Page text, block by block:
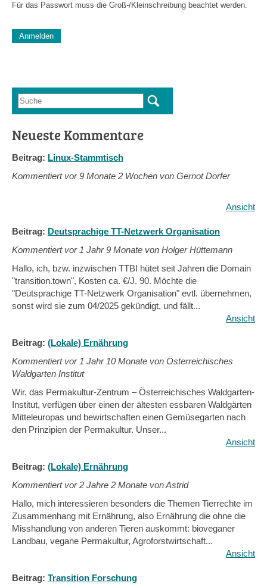
Für das Passwort muss die Groß-/Kleinschreibung beachtet werden.
Diese Sicherheitsfrage überprüft, ob Sie ein menschlicher
Suchformular
Suche
Neueste Kommentare
Beitrag: Linux-Stammtisch
Kommentiert vor9 Monate 2 Wochen von Gernot Dorfer
Ansicht
Beitrag: Deutsprachige TT-Netzwerk Organisation
Kommentiert vor 1 Jahr 9 Monate von Holger Hüttemann
Hallo, ich, bzw. inzwischen TTBI hütet seit Jahren die Domain
"transition.town", Kosten ca. €/J. 90. Möchte die
"Deutsprachige TT-Netzwerk Organisation" evtl. übernehmen,
sonst wird sie zum 04/2025 gekündigt, und fällt...
Ansicht
Beitrag: (Lokale) Ernährung
Kommentiert vor 1 Jahr 10 Monate von Österreichisches
Waldgarten Institut
Wir, das Permakultur-Zentrum – Österreichisches Waldgarten-
Institut, verfügen über einen der ältesten essbaren Waldgärten
Mitteleuropas und bewirtschaften einen Gemüsegarten nach
den Prinzipien der Permakultur. Unser...
Ansicht
Beitrag: (Lokale) Ernährung
Kommentiert vor2 Jahre 2 Monate von Astrid
Hallo, mich interessieren besonders die Themen Tierrechte im
Zusammenhang mit Ernährung, also Ernährung die ohne die
Misshandlung von anderen Tieren auskommt: bioveganer
Landbau, vegane Permakultur, Agroforstwirtschaft...
Ansicht
Beitrag: Transition Forschung